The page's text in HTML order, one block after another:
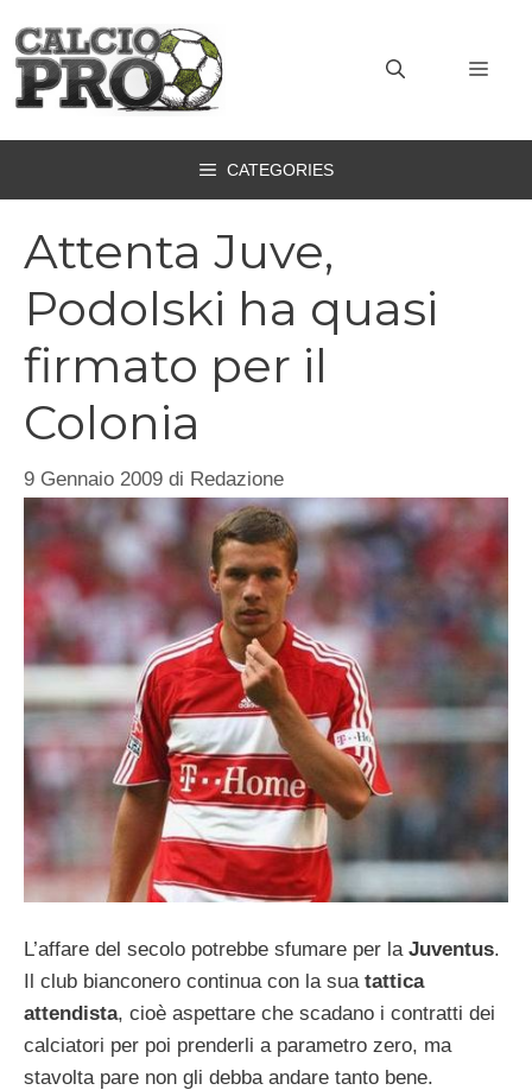
contenuto
CATEGORIES
Attenta Juve,
Podolski ha quasi
firmato per il
Colonia
9 Gennaio 2009 di Redazione
L’affare del secolo potrebbe sfumare per la Juventus.
Il club bianconero continua con la sua tattica
attendista, cioè aspettare che scadano i contratti dei
calciatori per poi prenderli a parametro zero, ma
stavolta pare non gli debba andare tanto bene.